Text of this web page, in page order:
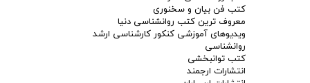
کتب فن بیان و سخنوری
معروف ترین کتب روانشناسی دنیا
ویدیوهای آموزشی کنکور کارشناسی ارشد
روانشناسی
کتب توانبخشی
انتشارات ارجمند